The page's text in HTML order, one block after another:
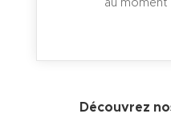
au moment
Découvrez